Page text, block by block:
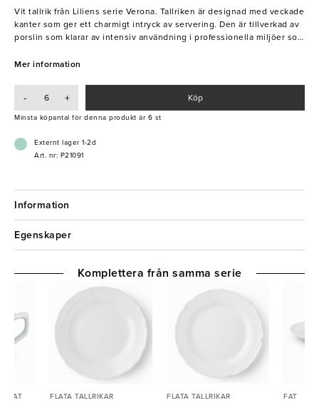
Vit tallrik från Liliens serie Verona. Tallriken är designad med veckade
kanter som ger ett charmigt intryck av servering. Den är tillverkad av
porslin som klarar av intensiv användning i professionella miljöer som
och desserter, men passar även till mindre luncher eller sidorätter.
- Elegant design
- Stapelbar
Mer information
- + Köp
Minsta köpantal för denna produkt är 6 st
Externt lager 1-2d
Art. nr: P21091
Information
Egenskaper
& FAT FLATA TALLRIKAR FLATA TALLRIKAR FAT
Komplettera från samma serie